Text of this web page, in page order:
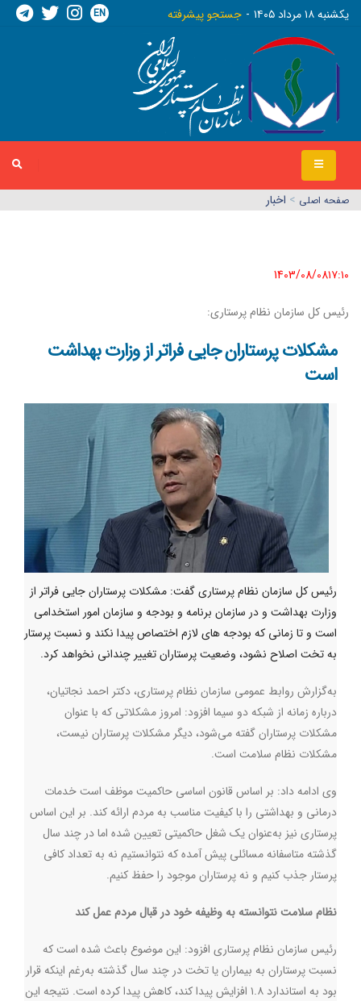
يکشنبه ١٨ مرداد ١٤٠٥ جستجو پیشرفته EN
صفحه اصلي > اخبار
1403/08/08١٧:١٠
رئیس کل سازمان نظام پرستاری:
مشکلات پرستاران جایی فراتر از وزارت بهداشت
است
رئیس کل سازمان نظام پرستاری گفت: مشکلات پرستاران جایی فراتر از
وزارت بهداشت و در سازمان برنامه و بودجه و سازمان امور استخدامی
است و تا زمانی که بودجه های لازم اختصاص پیدا نکند و نسبت پرستار
به تخت اصلاح نشود، وضعیت پرستاران تغییر چندانی نخواهد کرد.
به‌گزارش روابط عمومی سازمان نظام پرستاری،‌ دکتر احمد نجاتیان،
درباره زمانه از شبکه دو سیما افزود: امروز مشکلاتی که با عنوان
مشکلات پرستاران گفته می‌شود، دیگر مشکلات پرستاران نیست،
مشکلات نظام سلامت است.
وی ادامه داد: بر اساس قانون اساسی حاکمیت موظف است خدمات
درمانی و بهداشتی را با کیفیت مناسب به مردم ارائه کند. بر این اساس
پرستاری نیز به‌عنوان یک شغل حاکمیتی تعیین شده اما در چند سال
گذشته متاسفانه مسائلی پیش آمده که نتوانستیم نه به تعداد کافی
پرستار جذب کنیم و نه پرستاران موجود را حفظ کنیم.
نظام سلامت نتوانسته به وظیفه خود در قبال مردم عمل کند
رئیس سازمان نظام پرستاری افزود: این موضوع باعث شده است که
نسبت پرستاران به بیماران یا تخت در چند سال گذشته به‌رغم اینکه قرار
بود به استاندارد ۱.۸ افزایش پیدا کند، کاهش پیدا کرده است. نتیجه این